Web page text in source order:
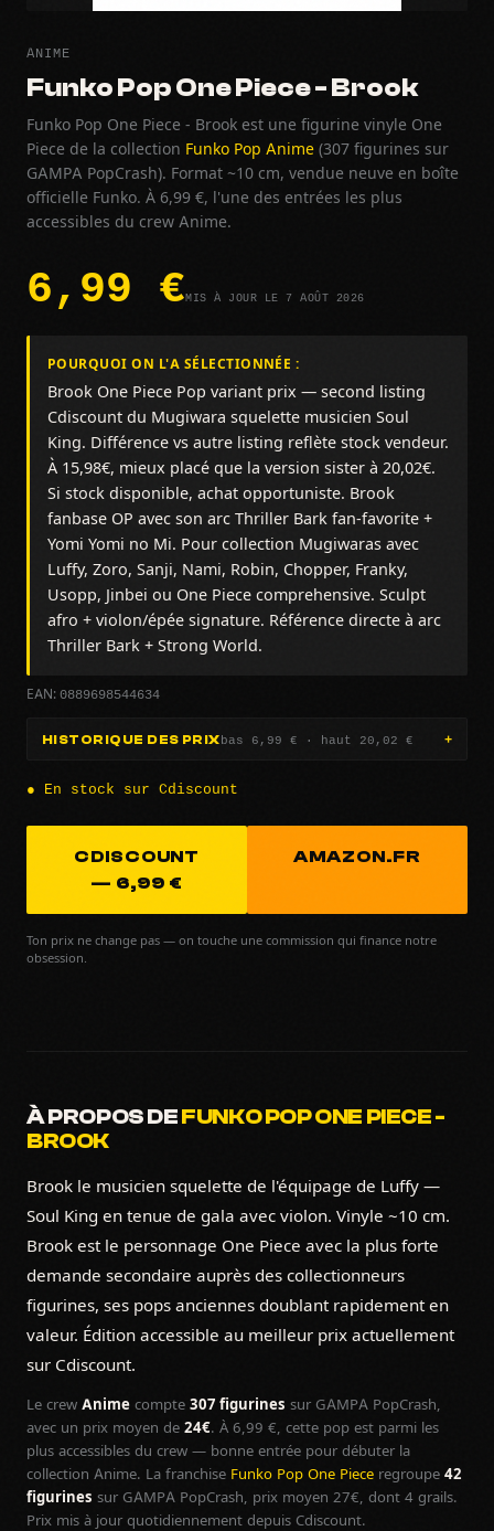
ANIME
Funko Pop One Piece - Brook
Funko Pop One Piece - Brook est une figurine vinyle One
Piece de la collection Funko Pop Anime (307 figurines sur
GAMPA PopCrash). Format ~10 cm, vendue neuve en boîte
officielle Funko. À 6,99 €, l'une des entrées les plus
accessibles du crew Anime.
6,99 €MIS À JOUR LE 7 AOÛT 2026
POURQUOI ON L'A SÉLECTIONNÉE :
Brook One Piece Pop variant prix — second listing
Cdiscount du Mugiwara squelette musicien Soul
King. Différence vs autre listing reflète stock vendeur.
À 15,98€, mieux placé que la version sister à 20,02€.
Si stock disponible, achat opportuniste. Brook
fanbase OP avec son arc Thriller Bark fan-favorite +
Yomi Yomi no Mi. Pour collection Mugiwaras avec
Luffy, Zoro, Sanji, Nami, Robin, Chopper, Franky,
Usopp, Jinbei ou One Piece comprehensive. Sculpt
afro + violon/épée signature. Référence directe à arc
Thriller Bark + Strong World.
EAN: 0889698544634
HISTORIQUE DES PRIXbas 6,99 € · haut 20,02 €
● En stock sur Cdiscount
CDISCOUNT
— 6,99 €
AMAZON.FR
Ton prix ne change pas — on touche une commission qui finance notre
obsession.
À PROPOS DEFUNKO POP ONE PIECE -
BROOK
Brook le musicien squelette de l'équipage de Luffy —
Soul King en tenue de gala avec violon. Vinyle ~10 cm.
Brook est le personnage One Piece avec la plus forte
demande secondaire auprès des collectionneurs
figurines, ses pops anciennes doublant rapidement en
valeur. Édition accessible au meilleur prix actuellement
sur Cdiscount.
Le crew Anime compte 307 figurines sur GAMPA PopCrash,
avec un prix moyen de 24€. À 6,99 €, cette pop est parmi les
plus accessibles du crew — bonne entrée pour débuter la
collection Anime. La franchise Funko Pop One Piece regroupe 42
figurines sur GAMPA PopCrash, prix moyen 27€, dont 4 grails.
Prix mis à jour quotidiennement depuis Cdiscount.